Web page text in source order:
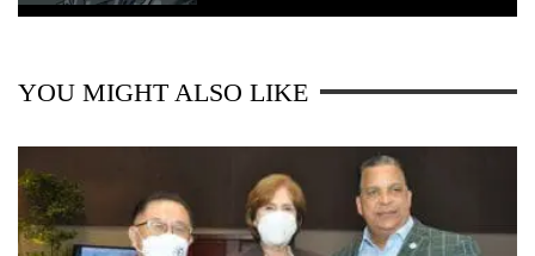
YOU MIGHT ALSO LIKE